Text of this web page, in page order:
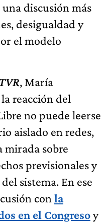
discusión más
desigualdad y
el modelo
, María
reacción del
no puede leerse
aislado en redes,
mirada sobre
previsionales y
sistema. En ese
con la
en el Congresoy